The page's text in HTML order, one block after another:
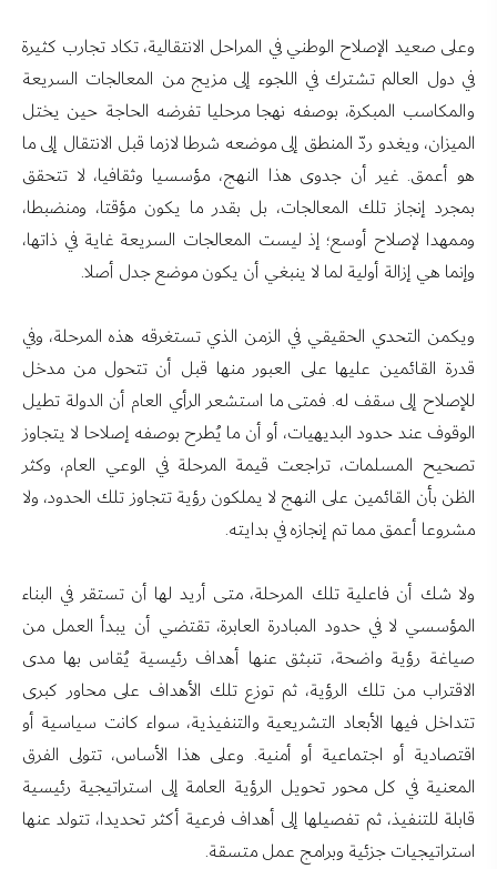
وعلى صعيد الإصلاح الوطني في المراحل الانتقالية، تكاد تجارب كثيرة
في دول العالم تشترك في اللجوء إلى مزيج من المعالجات السريعة
والمكاسب المبكرة، بوصفه نهجا مرحليا تفرضه الحاجة حين يختل
الميزان، ويغدو ردّ المنطق إلى موضعه شرطا لازما قبل الانتقال إلى ما
هو أعمق. غير أن جدوى هذا النهج، مؤسسيا وثقافيا، لا تتحقق
بمجرد إنجاز تلك المعالجات، بل بقدر ما يكون مؤقتا، ومنضبطا،
وممهدا لإصلاح أوسع؛ إذ ليست المعالجات السريعة غاية في ذاتها،
وإنما هي إزالة أولية لما لا ينبغي أن يكون موضع جدل أصلا.
ويكمن التحدي الحقيقي في الزمن الذي تستغرقه هذه المرحلة، وفي
قدرة القائمين عليها على العبور منها قبل أن تتحول من مدخل
للإصلاح إلى سقف له. فمتى ما استشعر الرأي العام أن الدولة تطيل
الوقوف عند حدود البديهيات، أو أن ما يُطرح بوصفه إصلاحا لا يتجاوز
تصحيح المسلمات، تراجعت قيمة المرحلة في الوعي العام، وكثر
الظن بأن القائمين على النهج لا يملكون رؤية تتجاوز تلك الحدود، ولا
مشروعا أعمق مما تم إنجازه في بدايته.
ولا شك أن فاعلية تلك المرحلة، متى أريد لها أن تستقر في البناء
المؤسسي لا في حدود المبادرة العابرة، تقتضي أن يبدأ العمل من
صياغة رؤية واضحة، تنبثق عنها أهداف رئيسية يُقاس بها مدى
الاقتراب من تلك الرؤية، ثم توزع تلك الأهداف على محاور كبرى
تتداخل فيها الأبعاد التشريعية والتنفيذية، سواء كانت سياسية أو
اقتصادية أو اجتماعية أو أمنية. وعلى هذا الأساس، تتولى الفرق
المعنية في كل محور تحويل الرؤية العامة إلى استراتيجية رئيسية
قابلة للتنفيذ، ثم تفصيلها إلى أهداف فرعية أكثر تحديدا، تتولد عنها
استراتيجيات جزئية وبرامج عمل متسقة.